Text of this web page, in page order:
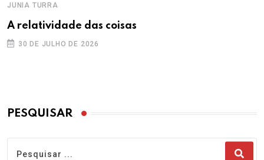
JUNIA TURRA
A relatividade das coisas
30 DE JULHO DE 2026
PESQUISAR